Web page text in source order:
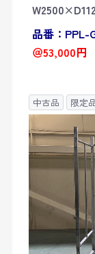
品番：PPL-
＠53,000円
中古品 限定